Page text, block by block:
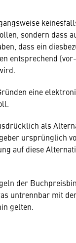
sondern dass
dass ein
entsprechend
eine
als
ursprünglich
auf diese
der
untrennbar mit
gelten.